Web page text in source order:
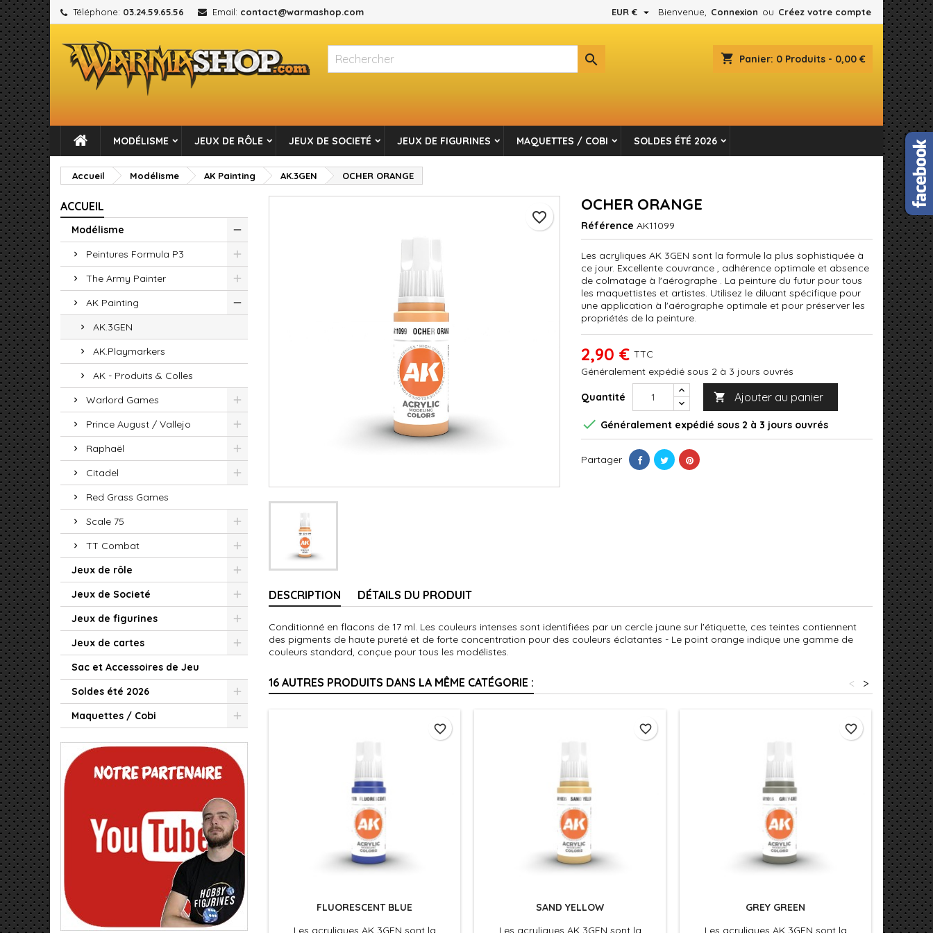
Téléphone: 03.24.59.65.56 Email: contact@warmashop.com Bienvenue, Connexion ou Créez votre compte
EUR € 
shopping_cart Panier: 0 Produits - 0,00 €

MODÉLISME JEUX DE RÔLE JEUX DE SOCIETÉ JEUX DE FIGURINES MAQUETTES / COBI SOLDES ÉTÉ 2026
Accueil Modélisme AK Painting AK.3GEN OCHER ORANGE
ACCUEIL
Modélisme
Peintures Formula P3
The Army Painter
AK Painting
AK.3GEN
AK.Playmarkers
AK - Produits & Colles
Warlord Games
Prince August / Vallejo
Raphaël
Citadel
Red Grass Games
Scale 75
TT Combat
Jeux de rôle
Jeux de Societé
Jeux de figurines
Jeux de cartes
Sac et Accessoires de Jeu
Soldes été 2026
Maquettes / Cobi
OCHER ORANGE
Référence AK11099
Les acryliques AK 3GEN sont la formule la plus sophistiquée à
ce jour. Excellente couvrance , adhérence optimale et absence
de colmatage à l'aérographe . La peinture du futur pour tous
les maquettistes et artistes. Utilisez le diluant spécifique pour
une application à l'aérographe optimale et pour préserver les
propriétés de la peinture.
2,90 € TTC
Généralement expédié sous 2 à 3 jours ouvrés
Quantité  Ajouter au panier
favorite_border
 Généralement expédié sous 2 à 3 jours ouvrés
Partager
DESCRIPTION DÉTAILS DU PRODUIT
Conditionné en flacons de 17 ml. Les couleurs intenses sont identifiées par un cercle jaune sur l'étiquette, ces teintes contiennent
des pigments de haute pureté et de forte concentration pour des couleurs éclatantes - Le point orange indique une gamme de
couleurs standard, conçue pour tous les modélistes.
16 AUTRES PRODUITS DANS LA MÊME CATÉGORIE : >
<
FLUORESCENT BLUE
Les acryliques AK 3GEN sont la
favorite_border
SAND YELLOW
Les acryliques AK 3GEN sont la
favorite_border
GREY GREEN
Les acryliques AK 3GEN sont la
favorite_border
Les
Mes listes d'envies
add_circle_outline Créer une nouvelle liste
Créer une liste d'envies
Connexion
Vous devez être connecté pour ajouter des produits à votre liste d'envies.